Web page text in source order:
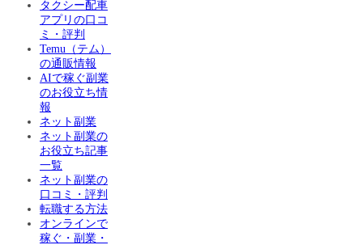
タクシー配車
アプリの口コ
ミ・評判
Temu（テム）
の通販情報
AIで稼ぐ副業
のお役立ち情
報
ネット副業
ネット副業の
お役立ち記事
一覧
ネット副業の
口コミ・評判
転職する方法
オンラインで
稼ぐ・副業・